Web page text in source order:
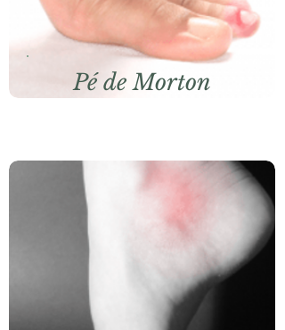
Pé de Morton